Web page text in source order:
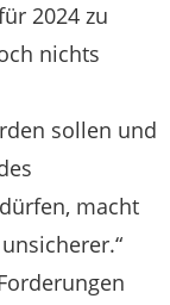
2024 zu
nichts
sollen und
macht